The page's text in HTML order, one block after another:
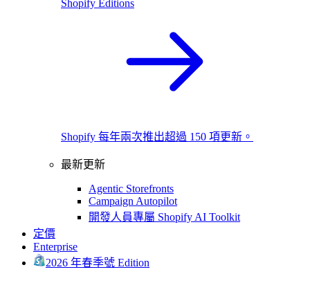
Shopify Editions
Shopify 每年兩次推出超過 150 項更新。
最新更新
Agentic Storefronts
Campaign Autopilot
開發人員專屬 Shopify AI Toolkit
定價
Enterprise
2026 年春季號 Edition